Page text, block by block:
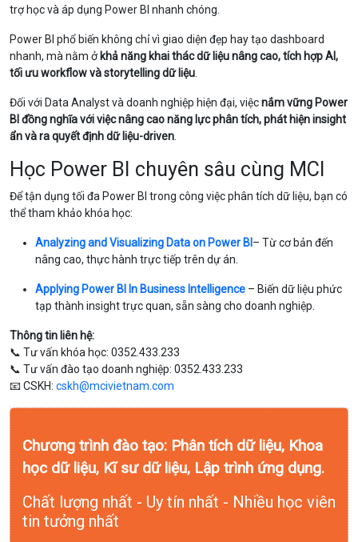
trợ học và áp dụng Power BI nhanh chóng.
Power BI phổ biến không chỉ vì giao diện đẹp hay tạo dashboard
nhanh, mà nằm ở khả năng khai thác dữ liệu nâng cao, tích hợp AI,
tối ưu workflow và storytelling dữ liệu
Đối với Data Analyst và doanh nghiệp hiện đại, việcnắm vững Power
BI đồng nghĩa với việc nâng cao năng lực phân tích, phát hiện insight
ẩn và ra quyết định dữ liệu-driven
Học Power BI chuyên sâu cùng MCI
Để tận dụng tối đa Power BI trong công việc phân tích dữ liệu, bạn có
thể tham khảo khóa học:
Analyzing and Visualizing Data on Power BI – Từ cơ bản đến
nâng cao, thực hành trực tiếp trên dự án.
Applying Power BI In Business Intelligence – Biến dữ liệu phức
tạp thành insight trực quan, sẵn sàng cho doanh nghiệp.
Thông tin liên hệ:
📞 Tư vấn khóa học: 0352.433.233
📞 Tư vấn đào tạo doanh nghiệp: 0352.433.233
📧 CSKH: cskh@mcivietnam.com
Chương trình đào tạo: Phân tích dữ liệu, Khoa
học dữ liệu, Kĩ sư dữ liệu, Lập trình ứng dụng.
Chất lượng nhất - Uy tín nhất - Nhiều học viên
tin tưởng nhất